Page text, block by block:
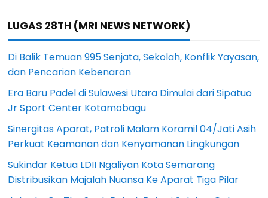
LUGAS 28TH (MRI NEWS NETWORK)
Di Balik Temuan 995 Senjata, Sekolah, Konflik Yayasan,
dan Pencarian Kebenaran
Era Baru Padel di Sulawesi Utara Dimulai dari Sipatuo
Jr Sport Center Kotamobagu
Sinergitas Aparat, Patroli Malam Koramil 04/Jati Asih
Perkuat Keamanan dan Kenyamanan Lingkungan
Sukindar Ketua LDII Ngaliyan Kota Semarang
Distribusikan Majalah Nuansa Ke Aparat Tiga Pilar